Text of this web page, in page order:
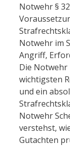
Notwehr §
Notwehr im
Angriff,
Die Notwehr
wichtigsten
und ein
Notwehr
verstehst,
Gutachten